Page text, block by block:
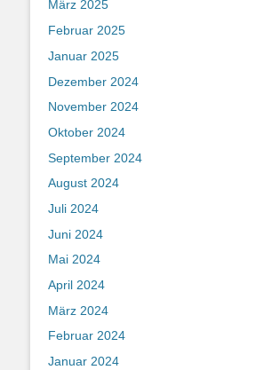
März 2025
Februar 2025
Januar 2025
Dezember 2024
November 2024
Oktober 2024
September 2024
August 2024
Juli 2024
Juni 2024
Mai 2024
April 2024
März 2024
Februar 2024
Januar 2024